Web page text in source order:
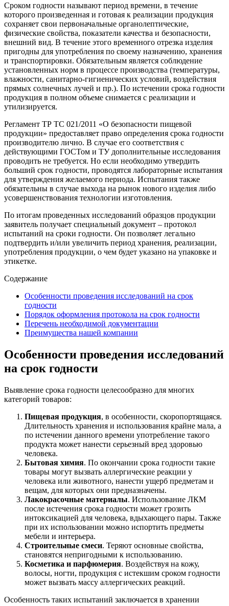
Сроком годности называют период времени, в течение
которого произведенная и готовая к реализации продукция
сохраняет свои первоначальные органолептические,
физические свойства, показатели качества и безопасности,
внешний вид. В течение этого временного отрезка изделия
пригодны для употребления по своему назначению, хранения
и транспортировки. Обязательным является соблюдение
установленных норм в процессе производства (температуры,
влажности, санитарно-гигиенических условий, воздействия
прямых солнечных лучей и пр.). По истечении срока годности
продукция в полном объеме снимается с реализации и
утилизируется.
Регламент ТР ТС 021/2011 «О безопасности пищевой
продукции» предоставляет право определения срока годности
производителю лично. В случае его соответствия с
действующими ГОСТом и ТУ дополнительные исследования
проводить не требуется. Но если необходимо утвердить
больший срок годности, проводятся лабораторные испытания
для утверждения желаемого периода. Испытания также
обязательны в случае выхода на рынок нового изделия либо
усовершенствования технологии изготовления.
По итогам проведенных исследований образцов продукции
заявитель получает специальный документ – протокол
испытаний на сроки годности. Он позволяет легально
подтвердить и/или увеличить период хранения, реализации,
употребления продукции, о чем будет указано на упаковке и
этикетке.
Содержание
Особенности проведения исследований на срок
годности
Порядок оформления протокола на срок годности
Перечень необходимой документации
Преимущества нашей компании
Особенности проведения исследований
на срок годности
Выявление срока годности целесообразно для многих
категорий товаров:
Пищевая продукция, в особенности, скоропортящаяся.
Длительность хранения и использования крайне мала, а
по истечении данного времени употребление такого
продукта может нанести серьезный вред здоровью
человека.
Бытовая химия. По окончании срока годности такие
товары могут вызвать аллергические реакции у
человека или животного, нанести ущерб предметам и
вещам, для которых они предназначены.
Лакокрасочные материалы. Использование ЛКМ
после истечения срока годности может грозить
интоксикацией для человека, вдыхающего пары. Также
при их использовании можно испортить предметы
мебели и интерьера.
Строительные смеси. Теряют основные свойства,
становятся непригодными к использованию.
Косметика и парфюмерия. Воздействуя на кожу,
волосы, ногти, продукция с истекшим сроком годности
может вызвать массу аллергических реакций.
Особенность таких испытаний заключается в хранении